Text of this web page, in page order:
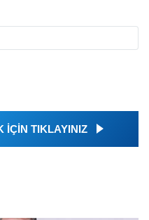
İÇİN TIKLAYINIZ